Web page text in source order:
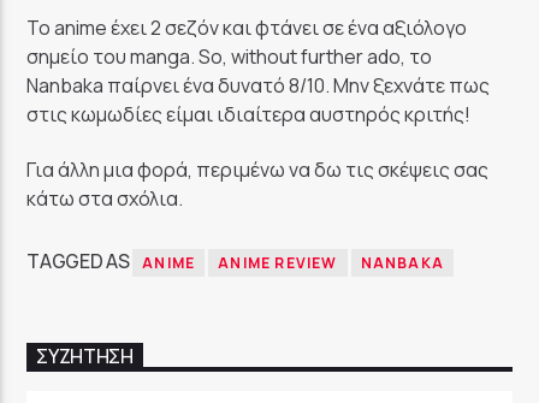
Το anime έχει 2 σεζόν και φτάνει σε ένα αξιόλογο
σημείο του manga. So, without further ado, το
Nanbaka παίρνει ένα δυνατό 8/10. Μην ξεχνάτε πως
στις κωμωδίες είμαι ιδιαίτερα αυστηρός κριτής!
Για άλλη μια φορά, περιμένω να δω τις σκέψεις σας
κάτω στα σχόλια.
TAGGED AS ANIME ANIME REVIEW NANBAKA
ΣΥΖΉΤΗΣΗ